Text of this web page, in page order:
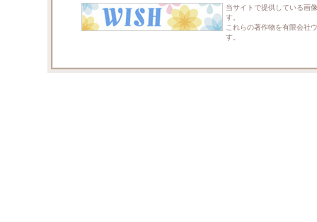
当サイトで提供している画
す。
これらの著作物を有限会社
す。